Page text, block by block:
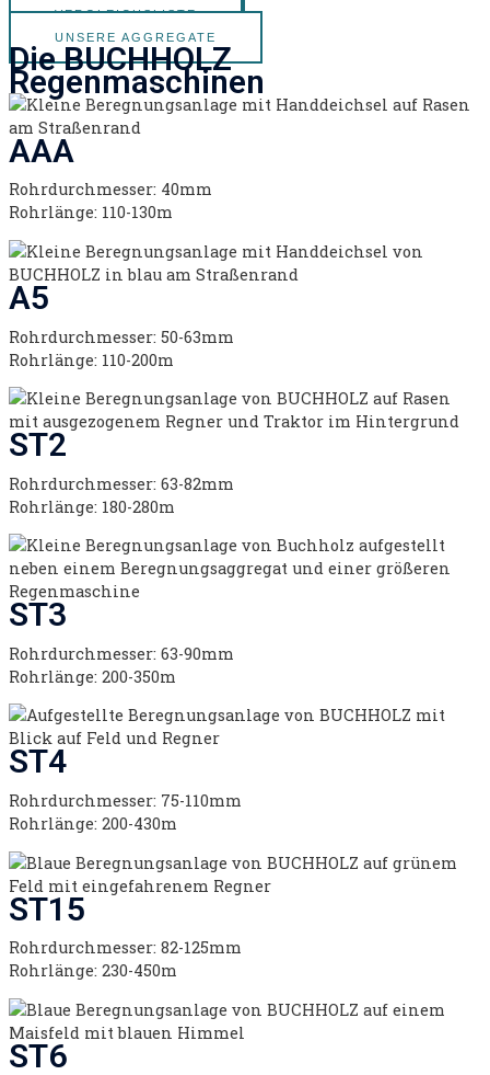
VERGLEICHSLISTE
UNSERE AGGREGATE
Die BUCHHOLZ
Regenmaschinen
AAA
Rohrdurchmesser: 40mm
Rohrlänge: 110-130m
A5
Rohrdurchmesser: 50-63mm
Rohrlänge: 110-200m
ST2
Rohrdurchmesser: 63-82mm
Rohrlänge: 180-280m
ST3
Rohrdurchmesser: 63-90mm
Rohrlänge: 200-350m
ST4
Rohrdurchmesser: 75-110mm
Rohrlänge: 200-430m
ST15
Rohrdurchmesser: 82-125mm
Rohrlänge: 230-450m
ST6